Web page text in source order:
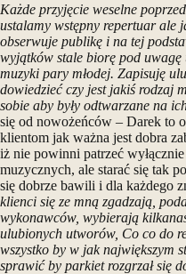
Każde przyjęcie weselne
ustalamy wstępny repertuar ale
obserwuje publikę i na tej
wyjątków stale biorę pod
muzyki pary młodej. Zapisuję
dowiedzieć czy jest jakiś rodzaj
sobie aby były odtwarzane na
się od nowożeńców – Darek to
klientom jak ważna jest dobra
iż nie powinni patrzeć
muzycznych, ale starać się tak
się dobrze bawili i dla każdego
klienci się ze mną zgadzają,
wykonawców, wybierają
ulubionych utworów, Co co do
wszystko by w jak największym
sprawić by parkiet rozgrzał się